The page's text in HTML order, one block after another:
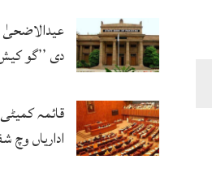
حتمی
دی ’’گو
اضافہ
قائمہ
اداریاں وچ